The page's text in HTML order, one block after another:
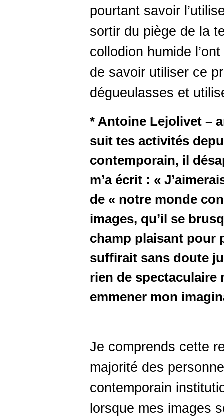
pourtant savoir
sortir du piège de la
collodion humide
de savoir utiliser ce
dégueulasses et
* Antoine Lejolivet –
suit tes activités
contemporain, il
m’a écrit : «
de « notre monde
images, qu’il se
champ plaisant pour
suffirait sans doute
rien de
emmener mon
Je comprends cette
majorité des
contemporain
lorsque mes images